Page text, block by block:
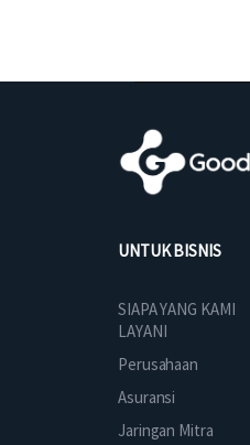
UNTUK BISNIS
SIAPA YANG KAMI
LAYANI
Perusahaan
Asuransi
Jaringan Mitra